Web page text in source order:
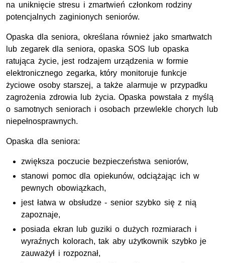
na uniknięcie stresu i zmartwień członkom rodziny
potencjalnych zaginionych seniorów.
Opaska dla seniora, określana również jako smartwatch
lub zegarek dla seniora, opaska SOS lub opaska
ratująca życie, jest rodzajem urządzenia w formie
elektronicznego zegarka, który monitoruje funkcje
życiowe osoby starszej, a także alarmuje w przypadku
zagrożenia zdrowia lub życia. Opaska powstała z myślą
o samotnych seniorach i osobach przewlekle chorych lub
niepełnosprawnych.
Opaska dla seniora:
zwiększa poczucie bezpieczeństwa seniorów,
stanowi pomoc dla opiekunów, odciążając ich w
pewnych obowiązkach,
jest łatwa w obsłudze - senior szybko się z nią
zapoznaje,
posiada ekran lub guziki o dużych rozmiarach i
wyraźnych kolorach, tak aby użytkownik szybko je
zauważył i rozpoznał,